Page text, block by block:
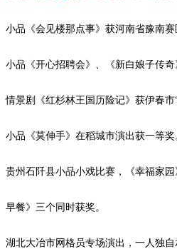
小品《会见楼那点事》获河南省豫南赛
小品《开心招聘会》、《新白娘子传
情景剧《红杉林王国历险记》获伊春市
小品 《莫伸手》在稻城市演出获一等奖
贵州石阡县小品小戏比赛，《幸福家
早餐》三个同时获奖。
湖北大冶市网格员专场演出，一人独自